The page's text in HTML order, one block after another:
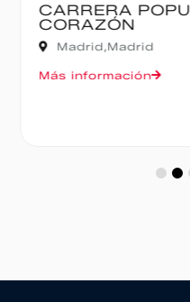
IBERCAJA
MADRID – 10K
Madrid,Madrid
Más información